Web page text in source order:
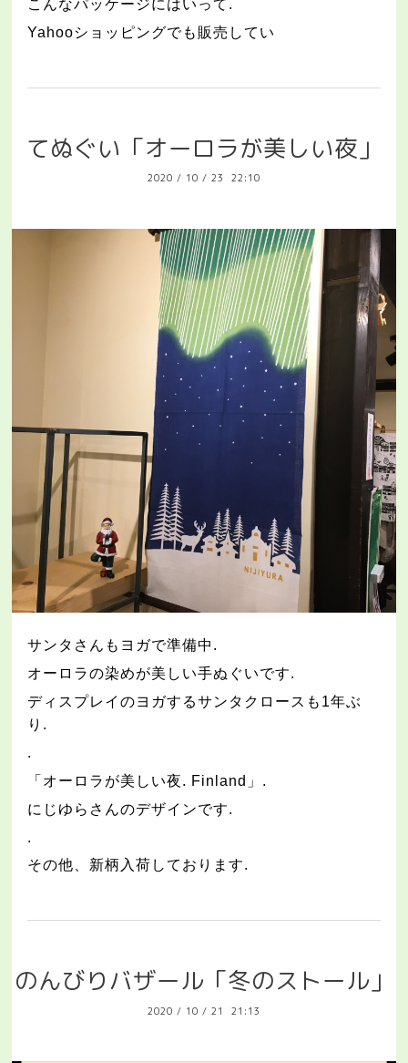
こんなパッケージにはいって .
Yahooショッピングでも販売してい
てぬぐい「オーロラが美しい夜」
2020 / 10 / 23 22:10
サンタさんもヨガで準備中 .
オーロラの染めが美しい手ぬぐいです.
ディスプレイのヨガするサンタクロースも 1年ぶ
り .
.
「オーロラが美しい夜. Finland 」 .
にじゆらさんのデザインです.
.
その他、新柄入荷しております.
のんびりバザール「冬のストール」
2020 / 10 / 21 21:13